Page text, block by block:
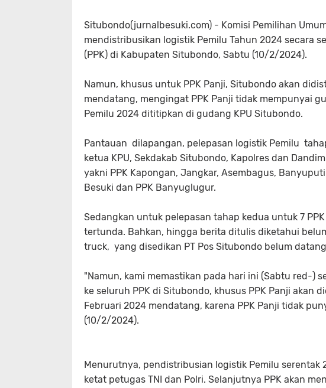
Situbondo(jurnalbesuki.com) - Komisi Pemilihan
mendistribusikan logistik Pemilu Tahun 2024 secara
(PPK) di Kabupaten Situbondo, Sabtu (10/2/2024).
Namun, khusus untuk PPK Panji, Situbondo akan
mendatang, mengingat PPK Panji tidak mempunyai
Pemilu 2024 dititipkan di gudang KPU Situbondo.
Pantauan dilapangan, pelepasan logistik Pemilu
ketua KPU, Sekdakab Situbondo, Kapolres dan
yakni PPK Kapongan, Jangkar, Asembagus,
Besuki dan PPK Banyuglugur.
Sedangkan untuk pelepasan tahap kedua untuk 7
tertunda. Bahkan, hingga berita ditulis diketahui
truck, yang disedikan PT Pos Situbondo belum
"Namun, kami memastikan pada hari ini (Sabtu red-)
ke seluruh PPK di Situbondo, khusus PPK Panji akan
Februari 2024 mendatang, karena PPK Panji tidak
(10/2/2024).
Menurutnya, pendistribusian logistik Pemilu
ketat petugas TNI dan Polri. Selanjutnya PPK akan